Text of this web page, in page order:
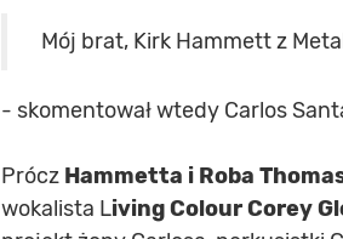
Mój brat, Kirk Hammett z
- skomentował wtedy Carlos
Prócz Hammetta i Roba
wokalista Living Colour Corey